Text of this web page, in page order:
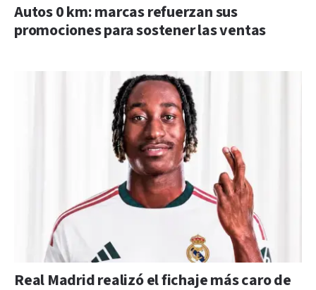
Autos 0 km: marcas refuerzan sus
promociones para sostener las ventas
Real Madrid realizó el fichaje más caro de